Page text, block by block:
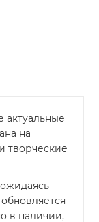
актуальные
на
творческие
в наличии,